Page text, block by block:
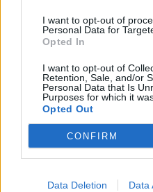
I want to opt-out of
Personal Data for
Opted In
I want to opt-out of
Retention, Sale, and/or
Personal Data that Is
Purposes for which it
Opted Out
CONFIRM
Data Deletion Data
Garrincha, né nessun
Antonio Nocerino.
Milan, che ha digerito,
oggi confessa che tre
l’anno. E che, questa
meritava sul serio.